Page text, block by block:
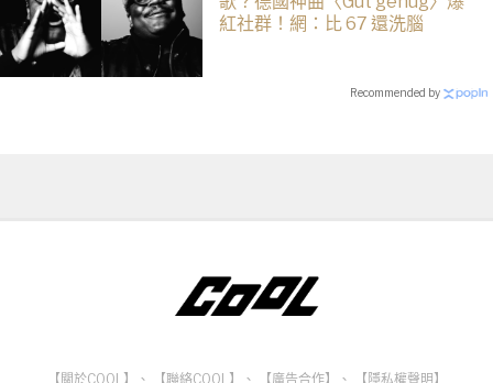
紅社群！網：比 67 還洗腦
Recommended by
【關於COOL】 、 【聯絡COOL】 、 【廣告合作】 、 【隱私權聲明】